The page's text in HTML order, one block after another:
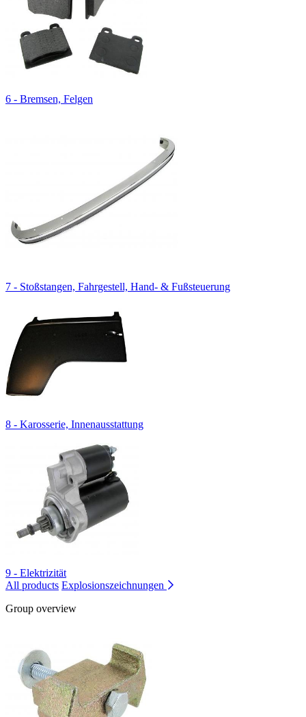
6 - Bremsen, Felgen
7 - Stoßstangen, Fahrgestell, Hand- & Fußsteuerung
8 - Karosserie, Innenausstattung
9 - Elektrizität
All products Explosionszeichnungen
Group overview